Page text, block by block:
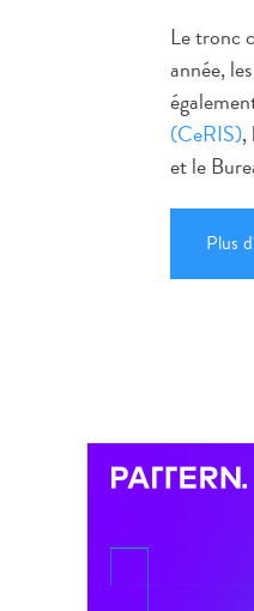
Le tronc
année,
(CeRIS),
et le
Plus